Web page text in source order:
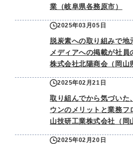
業（岐阜県各務原市）
2025年03月05日
脱炭素への取り組みで地
メディアへの掲載が社員
株式会社北陽商会（岡山
2025年02月21日
取り組んでから気づいた
ウンのメリットと業務フ
山技研工業株式会社（岡
2025年02月20日